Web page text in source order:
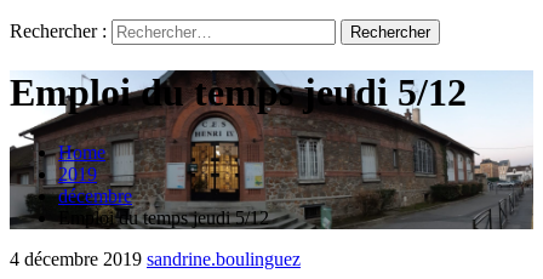
Rechercher :
Emploi du temps jeudi 5/12
Home
2019
décembre
Emploi du temps jeudi 5/12
4 décembre 2019 sandrine.boulinguez